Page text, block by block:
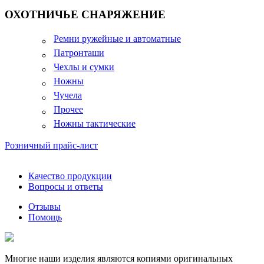
ОХОТНИЧЬЕ СНАРЯЖЕНИЕ
Ремни ружейные и автоматные
Патронташи
Чехлы и сумки
Ножны
Чучела
Прочее
Ножны тактические
Розничный прайс-лист
Качество продукции
Вопросы и ответы
Отзывы
Помощь
Многие наши изделия являются копиями оригинальных